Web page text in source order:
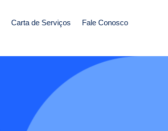
Carta de Serviços Fale Conosco